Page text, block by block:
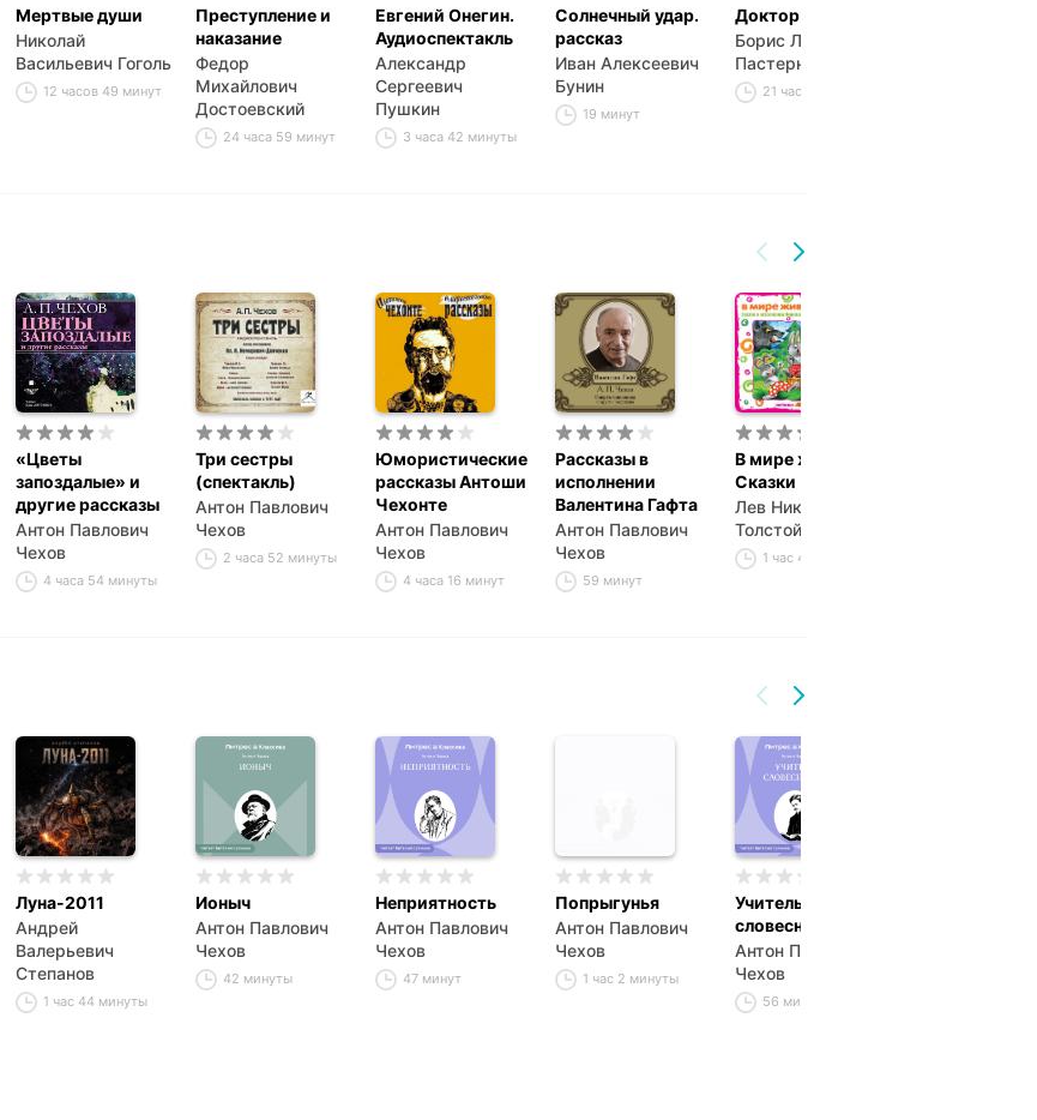
Мертвые души
Николай
Васильевич Гоголь
12 часов 49 минут
Преступление и
наказание
Федор
Михайлович
Достоевский
24 часа 59 минут
Евгений Онегин.
Аудиоспектакль
Александр
Сергеевич
Пушкин
3 часа 42 минуты
Солнечный удар.
рассказ
Иван Алексеевич
Бунин
19 минут
Доктор Живаго
Борис Леонидович
Пастернак
21 час 29 минут
«Цветы
запоздалые» и
другие рассказы
Антон Павлович
Чехов
4 часа 54 минуты
Три сестры
(спектакль)
Антон Павлович
Чехов
2 часа 52 минуты
Юмористические
рассказы Антоши
Чехонте
Антон Павлович
Чехов
4 часа 16 минут
Рассказы в
исполнении
Валентина Гафта
Антон Павлович
Чехов
59 минут
В мире животных.
Сказки
Лев Николаевич
Толстой
1 час 43 минуты
Луна-2011
Андрей
Валерьевич
Степанов
1 час 44 минуты
Ионыч
Антон Павлович
Чехов
42 минуты
Неприятность
Антон Павлович
Чехов
47 минут
Попрыгунья
Антон Павлович
Чехов
1 час 2 минуты
Учитель
словесности
Антон Павлович
Чехов
56 минут